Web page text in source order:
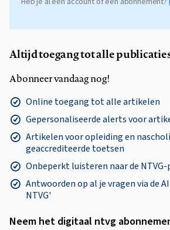
Altijd toegang tot alle
Abonneer vandaag nog!
Online toegang tot alle artikelen
Gepersonaliseerde alerts voor
Artikelen voor opleiding en
geaccrediteerde toetsen
Onbeperkt luisteren naar de
Antwoorden op al je vragen via de
NTVG'
Neem het digitaal ntvg